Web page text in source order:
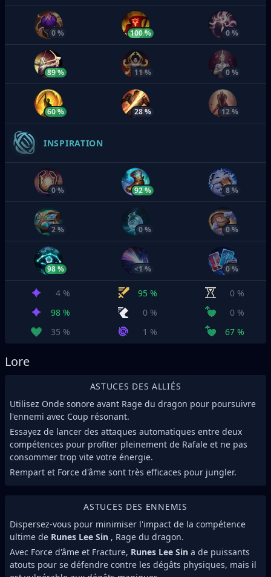
0 % 100 % 0 %
89 % 11 % 0 %
60 % 28 % 12 %
INSPIRATION
0 % 92 % 8 %
2 % 0 % 0 %
98 % <1 % 0 %
4 % 95 %
0 %
98 %
0 %
0 %
35 %
1 % 67 %
Lore
ASTUCES DES ALLIÉS
Utilisez Onde sonore avant Rage du dragon pour poursuivre
l'ennemi avec Coup résonant.
Essayez de lancer des attaques automatiques entre deux
compétences pour profiter pleinement de Rafale et ne pas
consommer trop vite votre énergie.
Rempart et Force d'âme sont très efficaces pour jungler.
ASTUCES DES ENNEMIS
Dispersez-vous pour minimiser l'impact de la compétence
ultime de Runes Lee Sin , Rage du dragon.
Avec Force d'âme et Fracture, Runes Lee Sin a de puissants
atouts pour se défendre contre les dégâts physiques, mais il